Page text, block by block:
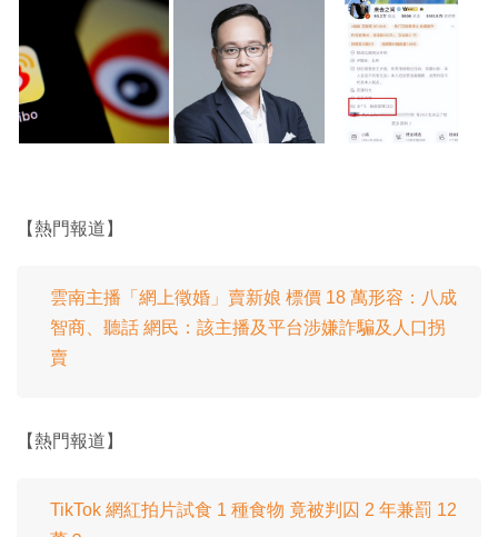
【熱門報道】
雲南主播「網上徵婚」賣新娘 標價 18 萬形容：八成
智商、聽話 網民：該主播及平台涉嫌詐騙及人口拐
賣
【熱門報道】
TikTok 網紅拍片試食 1 種食物 竟被判囚 2 年兼罰 12